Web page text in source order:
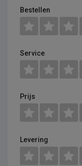
Bestellen
Service
Prijs
Levering